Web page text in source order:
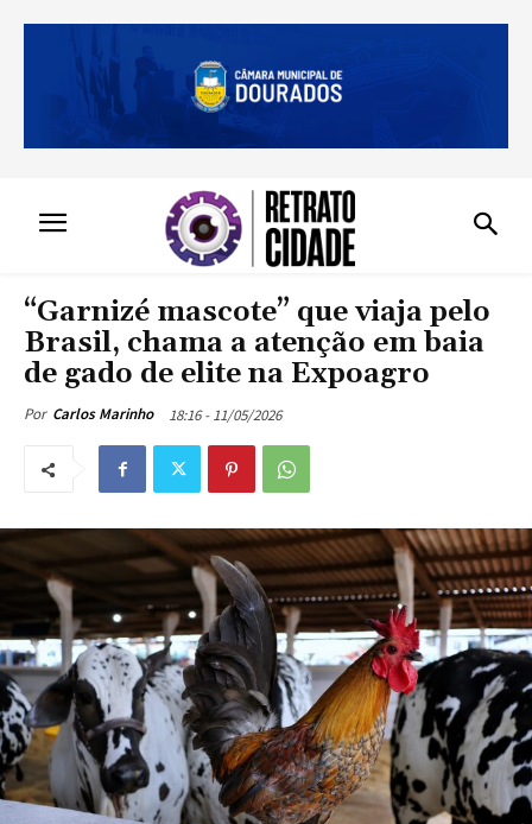
“Garnizé mascote” que viaja pelo
Brasil, chama a atenção em baia
de gado de elite na Expoagro
Por Carlos Marinho 18:16 - 11/05/2026